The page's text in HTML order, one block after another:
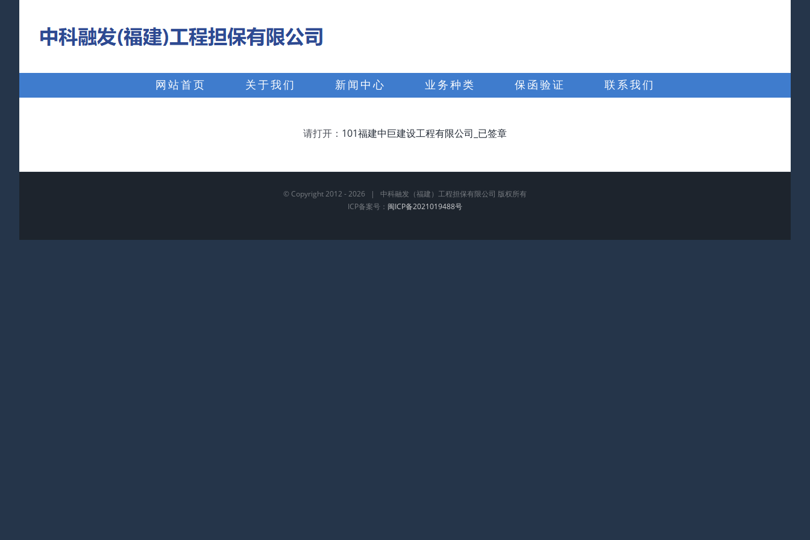
搜
网站首页 关于我们 新闻中心 业务种类 保函验证 联系我们
请打开： 101福建中巨建设工程有限公司_已签章
© Copyright 2012 -2026 | 中科融发（福建）工程担保有限公司 版权所有
ICP备案号： 闽ICP备2021019488号